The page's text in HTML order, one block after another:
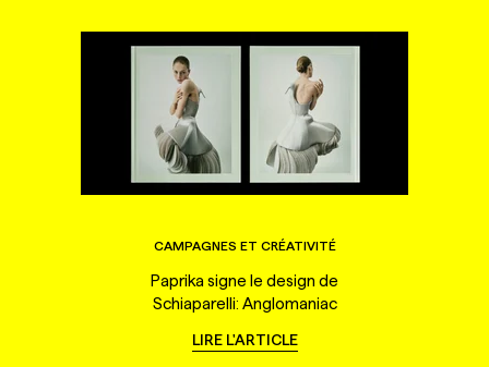
CAMPAGNES ET CRÉATIVITÉ
Paprika signe le design de
Schiaparelli: Anglomaniac
LIRE L'ARTICLE